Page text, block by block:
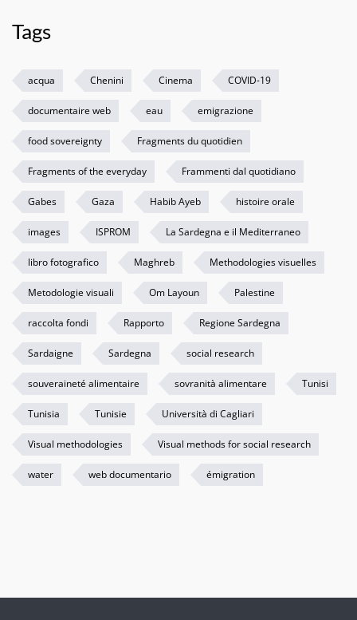
Tags
acqua Chenini Cinema COVID-19
documentaire web eau emigrazione
food sovereignty Fragments du quotidien
Fragments of the everyday Frammenti dal quotidiano
Gabes Gaza Habib Ayeb histoire orale
images ISPROM La Sardegna e il Mediterraneo
libro fotografico Maghreb Methodologies visuelles
Metodologie visuali Om Layoun Palestine
raccolta fondi Rapporto Regione Sardegna
Sardaigne Sardegna social research
souveraineté alimentaire sovranità alimentare Tunisi
Tunisia Tunisie Università di Cagliari
Visual methodologies Visual methods for social research
water web documentario émigration